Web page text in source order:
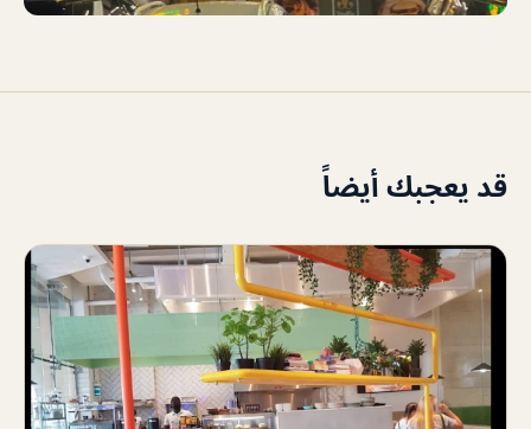
قد يعجبك أيضاً